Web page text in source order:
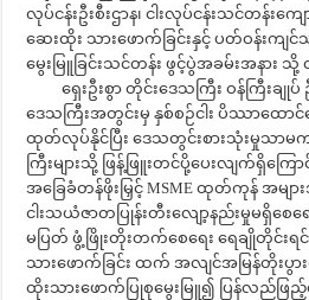
လုပ်ငန်းဦးစီးဌာန၊ ငါးလုပ်ငန်းသင်တန်းကျော
ဆေးထိုး သားဖောက်ခြင်းနှင့် ပတ်ဝန်းက
မွေးမြူခြင်းသင်တန်း ဖွင့်ပွဲအခမ်းအနား
ရှေးဦးစွာ တိုင်းဒေသကြီး ဝန်ကြီးချုပ်
ဒေသကြီးအတွင်းမှ နှစ်စဉ်ငါး ပိဿာထောင်ပ
ထုတ်လုပ်နိုင်ပြီး ဒေသတွင်းစားသုံးမှုသာမ
ကြီးများသို့ ဖြန့်ဖြူးတင်ပို့ပေးလျက်ရှိကြေ
အခြေခံတန်ဖိုးမြှင့် MSME ထုတ်ကုန် အမျ
ငါးသယံဇာတပြုန်းတီးလျော့နည်းမှုမရှိစေ
မပြတ် ဖွံ့ဖြိုးတိုးတက်စေရေး ရေချိုတိုင်းရင်
သားဖောက်ခြင်း ထက် အလျင်အမြန်တိုးပွာ
ထိုးသားဖောက်ပြုစုမွေးမြူ၍ ပြန်လည်ဖြည့်